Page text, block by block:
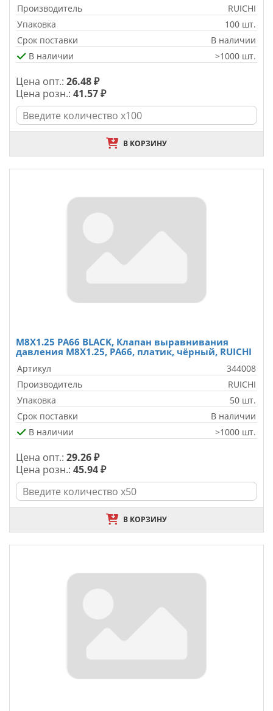
Производитель
RUICHI
Упаковка
100 шт.
Срок поставки
В наличии
В наличии
>1000 шт.
Цена опт.: 26.48 ₽
Цена розн.: 41.57 ₽
В КОРЗИНУ
M8X1.25 PA66 BLACK, Клапан выравнивания
давления M8X1.25, PA66, платик, чёрный, RUICHI
Артикул
344008
Производитель
RUICHI
Упаковка
50 шт.
Срок поставки
В наличии
В наличии
>1000 шт.
Цена опт.: 29.26 ₽
Цена розн.: 45.94 ₽
В КОРЗИНУ